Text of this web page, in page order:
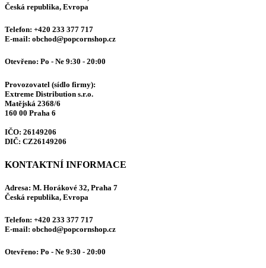
Česká republika, Evropa
Telefon: +420 233 377 717
E-mail: obchod@popcornshop.cz
Otevřeno: Po - Ne 9:30 - 20:00
Provozovatel (sídlo firmy):
Extreme Distribution s.r.o.
Matějská 2368/6
160 00 Praha 6
IČO: 26149206
DIČ: CZ26149206
KONTAKTNÍ INFORMACE
Adresa: M. Horákové 32, Praha 7
Česká republika, Evropa
Telefon: +420 233 377 717
E-mail: obchod@popcornshop.cz
Otevřeno: Po - Ne 9:30 - 20:00